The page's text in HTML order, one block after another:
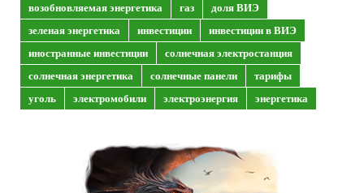
возобновляемая энергетика
газ
доля ВИЭ
зеленая энергетика
инвестиции
инвестиции в ВИЭ
иностранные инвестиции
солнечная электростанция
солнечная энергетика
солнечные панели
тарифы
уголь
электромобили электроэнергия энергетика